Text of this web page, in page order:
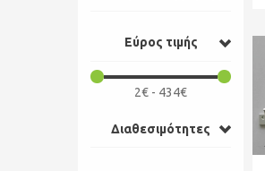
Εύρος τιμής
2€ - 434€
Διαθεσιμότητες